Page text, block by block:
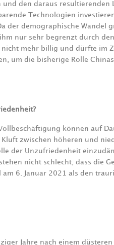
den daraus
Technologien
der demographische Wandel
nur sehr begrenzt durch
nicht mehr billig und dürfte im
um die bisherige Rolle
können auf
zwischen höheren und
der Unzufriedenheit
nicht schlecht, dass die
am 6. Januar 2021 als den
Jahre nach einem